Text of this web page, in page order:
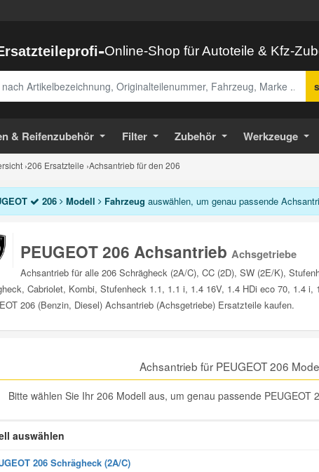
-Online-Shop für Autoteile & Kfz-
& Reifenzubehör Filter Zubehör Werkzeuge
›206 Ersatzteile ›Achsantrieb für den 206
206 Modell Fahrzeug auswählen, um genau passende
PEUGEOT 206 Achsantrieb Achsgetriebe
Achsantrieb für alle 206 Schrägheck (2A/C), CC (2D), SW (2E/K),
Cabriolet, Kombi, Stufenheck 1.1, 1.1 i, 1.4 16V, 1.4 HDi eco 70, 1.4
206 (Benzin, Diesel) Achsantrieb (Achsgetriebe) Ersatzteile kaufen.
Achsantrieb für PEUGEOT 206
Bitte wählen Sie Ihr 206 Modell aus, um genau passende PEUGEOT
auswählen
206 Schrägheck (2A/C)